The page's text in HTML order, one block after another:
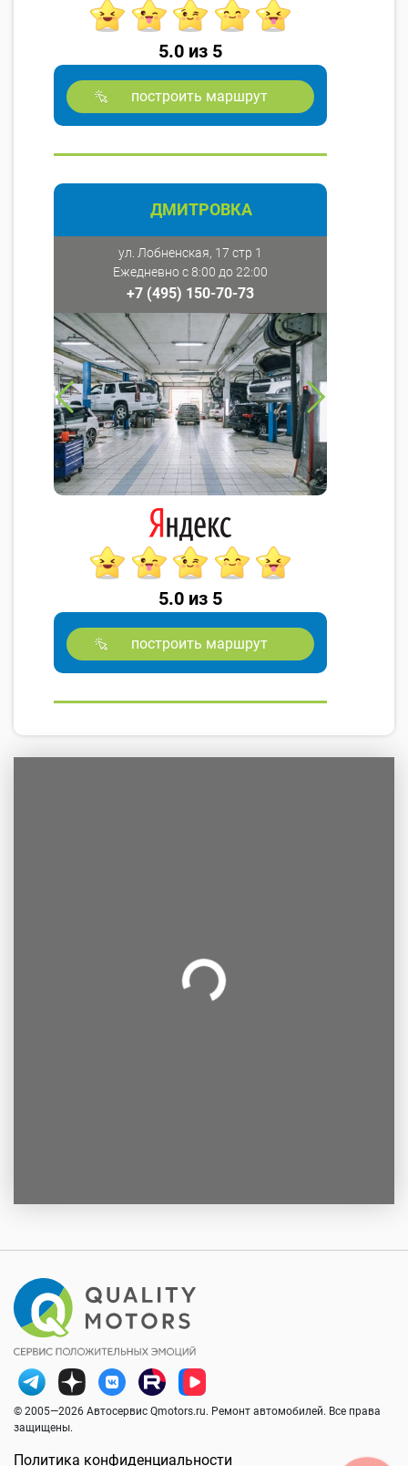
5.0 из 5
построить маршрут
ДМИТРОВКА
ул. Лобненская, 17 стр 1
Ежедневно с 8:00 до 22:00
+7 (495) 150-70-73
5.0 из 5
построить маршрут
© 2005—2026 Автосервис Qmotors.ru. Ремонт автомобилей. Все права
защищены.
Политика конфиденциальности